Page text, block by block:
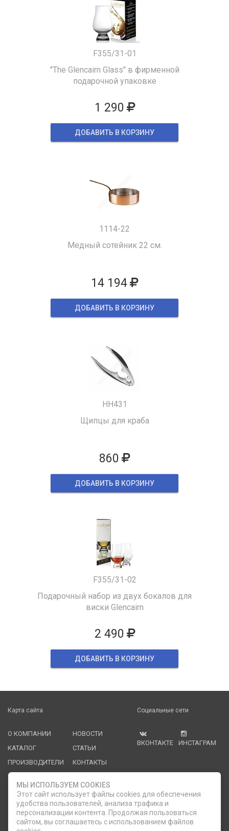
F355/31-01
"The Glencairn Glass" в фирменной
подарочной упаковке
1 290
ДОБАВИТЬ В КОРЗИНУ
1114-22
Медный сотейник 22 см.
14 194
ДОБАВИТЬ В КОРЗИНУ
HH431
Щипцы для краба
860
ДОБАВИТЬ В КОРЗИНУ
F355/31-02
Подарочный набор из двух бокалов для
виски Glencairn
2 490
ДОБАВИТЬ В КОРЗИНУ
Карта сайта
О КОМПАНИИ
КАТАЛОГ
ПРОИЗВОДИТЕЛИ
УСЛУГИ
НОВОСТИ
СТАТЬИ
КОНТАКТЫ
ОПЛАТА И
ДОСТАВКА
Социальные сети
ВКОНТАКТЕ ИНСТАГРАМ
Служба клиентской поддержки
МЫ ИСПОЛЬЗУЕМ COOKIES
Этот сайт использует файлы cookies для обеспечения
удобства пользователей, анализа трафика и
персонализации контента. Продолжая пользоваться
сайтом, вы соглашаетесь с использованием файлов